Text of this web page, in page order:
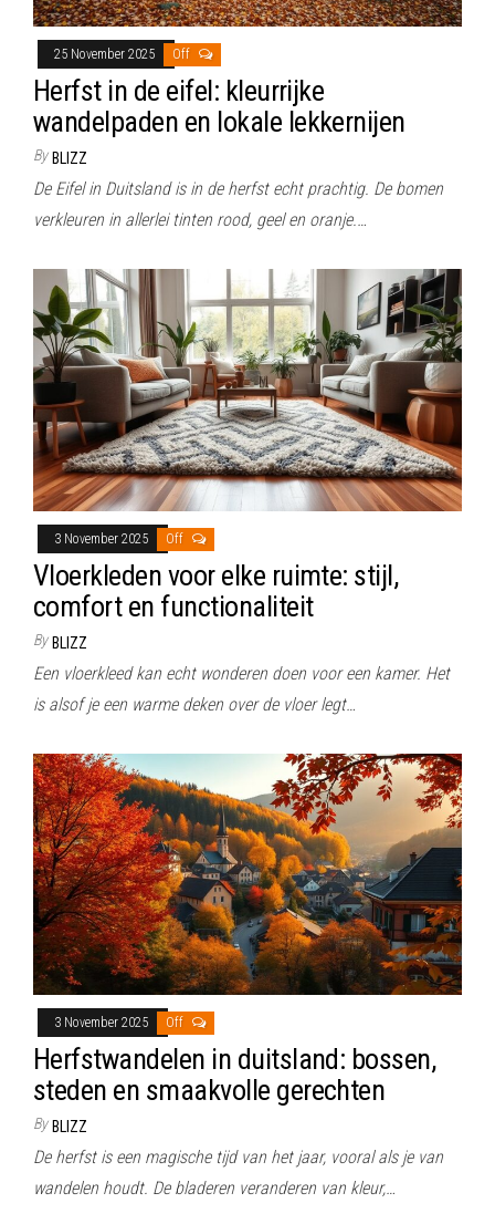
25 November 2025 Off
Herfst in de eifel: kleurrijke
wandelpaden en lokale lekkernijen
By BLIZZ
De Eifel in Duitsland is in de herfst echt prachtig. De bomen
verkleuren in allerlei tinten rood, geel en oranje.…
3 November 2025 Off
Vloerkleden voor elke ruimte: stijl,
comfort en functionaliteit
By BLIZZ
Een vloerkleed kan echt wonderen doen voor een kamer. Het
is alsof je een warme deken over de vloer legt…
3 November 2025 Off
Herfstwandelen in duitsland: bossen,
steden en smaakvolle gerechten
By BLIZZ
De herfst is een magische tijd van het jaar, vooral als je van
wandelen houdt. De bladeren veranderen van kleur,…